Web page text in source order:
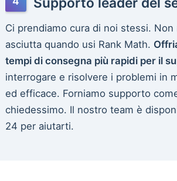
Ci prendiamo cura di noi stessi. Non
asciutta quando usi Rank Math.
tempi di consegna più rapidi per il
interrogare e risolvere i problemi in
ed efficace. Forniamo supporto
chiedessimo. Il nostro team è
24 per aiutarti.